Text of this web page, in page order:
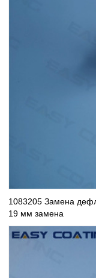
1083205 Замена
19 мм замена